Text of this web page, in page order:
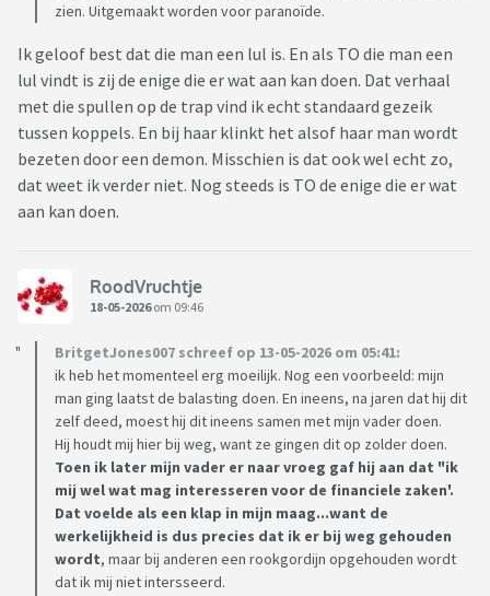
zien. Uitgemaakt worden voor paranoïde.
Ik geloof best dat die man een lul is. En als TO die man een
lul vindt is zij de enige die er wat aan kan doen. Dat verhaal
met die spullen op de trap vind ik echt standaard gezeik
tussen koppels. En bij haar klinkt het alsof haar man wordt
bezeten door een demon. Misschien is dat ook wel echt zo,
dat weet ik verder niet. Nog steeds is TO de enige die er wat
aan kan doen.
RoodVruchtje
18-05-2026om 09:46
BritgetJones007 schreef op 13-05-2026 om 05:41:
ik heb het momenteel erg moeilijk. Nog een voorbeeld: mijn
man ging laatst de balasting doen. En ineens, na jaren dat hij dit
zelf deed, moest hij dit ineens samen met mijn vader doen.
Hij houdt mij hier bij weg, want ze gingen dit op zolder doen.
Toen ik later mijn vader er naar vroeg gaf hij aan dat "ik
mij wel wat mag interesseren voor de financiele zaken'.
Dat voelde als een klap in mijn maag...want de
werkelijkheid is dus precies dat ik er bij weg gehouden
wordt, maar bij anderen een rookgordijn opgehouden wordt
dat ik mij niet intersseerd.